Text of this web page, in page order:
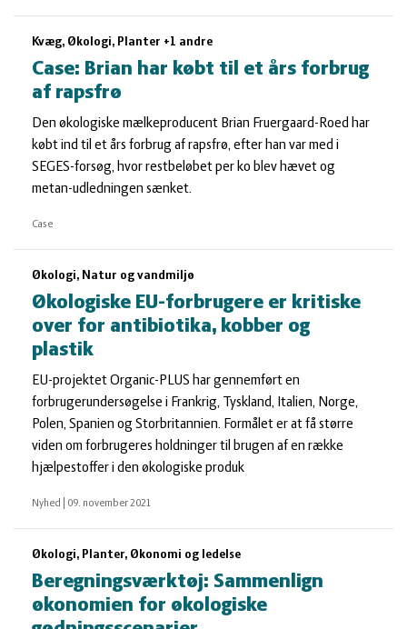
Kvæg, Økologi, Planter +1 andre
Case: Brian har købt til et års forbrug
af rapsfrø
Den økologiske mælkeproducent Brian Fruergaard-Roed har
købt ind til et års forbrug af rapsfrø, efter han var med i
SEGES-forsøg, hvor restbeløbet per ko blev hævet og
metan-udledningen sænket.
Case
Økologi, Natur og vandmiljø
Økologiske EU-forbrugere er kritiske
over for antibiotika, kobber og
plastik
EU-projektet Organic-PLUS har gennemført en
forbrugerundersøgelse i Frankrig, Tyskland, Italien, Norge,
Polen, Spanien og Storbritannien. Formålet er at få større
viden om forbrugeres holdninger til brugen af en række
hjælpestoffer i den økologiske produk
Nyhed 09. november 2021
Økologi, Planter, Økonomi og ledelse
Beregningsværktøj: Sammenlign
økonomien for økologiske